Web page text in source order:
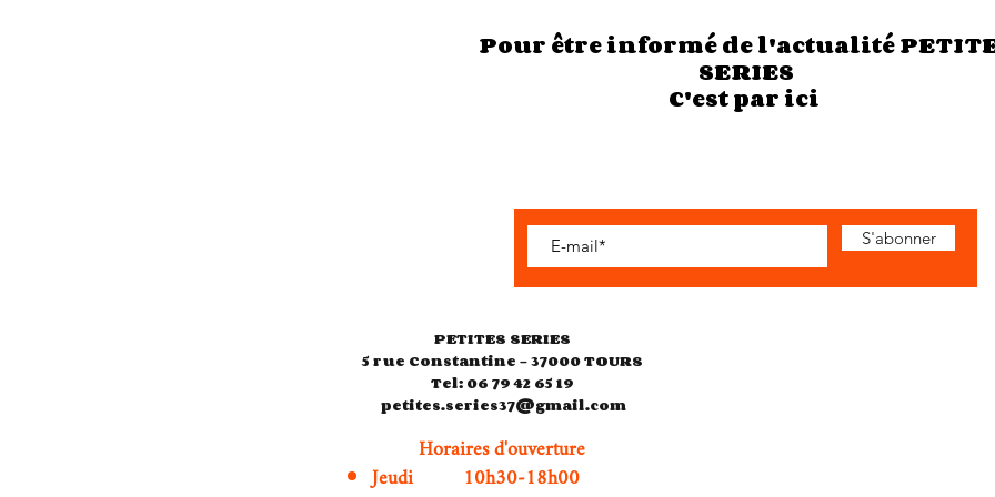
Pour être informé de l'actualité
SERIES
C'est par ici
S'abonner
PETITES SERIES
5 rue Constantine - 37000 TOURS
Tel: 06 79 42 65 19
petites.series37@gmail.com
Horaires d'ouverture
Jeudi 10h30-18h00